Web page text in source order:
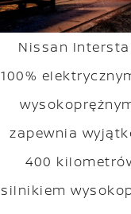
Nissan
100%
zapewnia
400
silnikiem